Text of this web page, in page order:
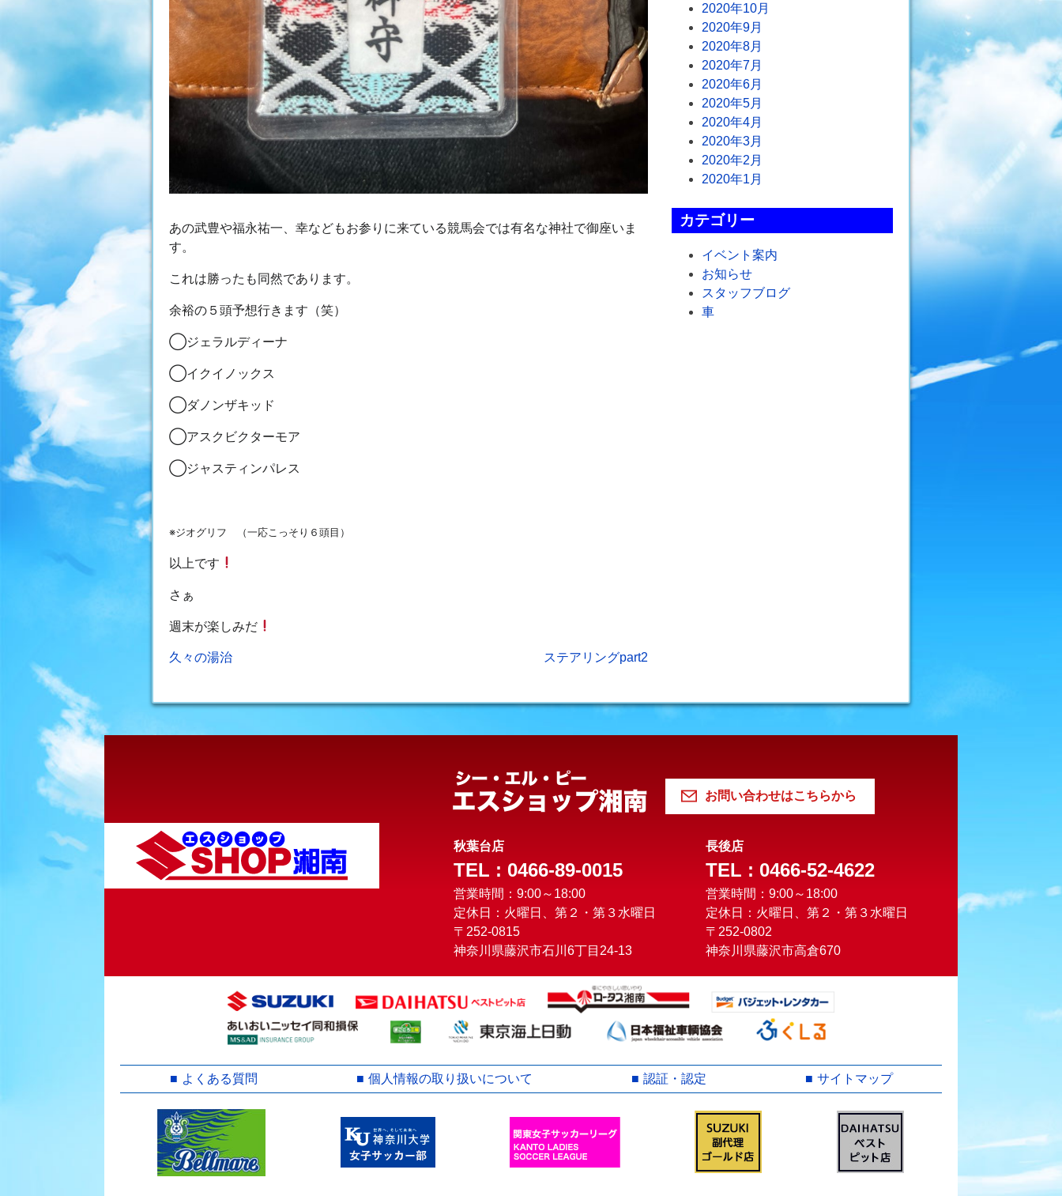
あの武豊や福永祐一、幸などもお参りに来ている競馬会では有名な神社で御座いま
す。
これは勝ったも同然であります。
余裕の５頭予想行きます（笑）
◯ジェラルディーナ
◯イクイノックス
◯ダノンザキッド
◯アスクビクターモア
◯ジャスティンパレス
※ジオグリフ （一応こっそり６頭目）
以上です
さぁ
週末が楽しみだ
投
シ
ョ
ン
久々の湯治 ステアリングpart2
2020年10月
2020年9月
2020年8月
2020年7月
2020年6月
2020年5月
2020年4月
2020年3月
2020年2月
2020年1月
カテゴリー
イベント案内
お知らせ
スタッフブログ
車
お問い合わせはこちらから
秋葉台店
TEL : 0466-89-0015
営業時間：9:00～18:00
定休日：火曜日、第２・第３水曜日
〒252-0815
神奈川県藤沢市石川6丁目24-13
長後店
TEL : 0466-52-4622
営業時間：9:00～18:00
定休日：火曜日、第２・第３水曜日
〒252-0802
神奈川県藤沢市高倉670
よくある質問 個人情報の取り扱いについて 認証・認定 サイトマップ